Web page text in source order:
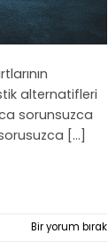
alternatifleri
sorunsuzca
[…]
Bir yorum bırak